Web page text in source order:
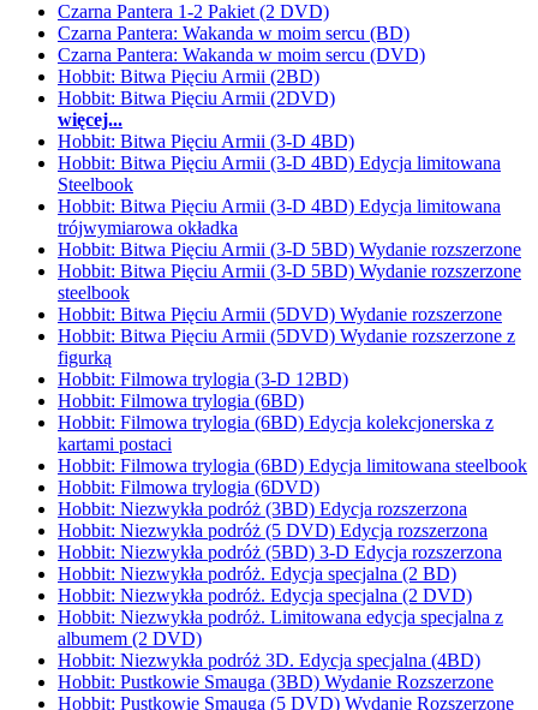
Czarna Pantera 1-2 Pakiet (2 DVD)
Czarna Pantera: Wakanda w moim sercu (BD)
Czarna Pantera: Wakanda w moim sercu (DVD)
Hobbit: Bitwa Pięciu Armii (2BD)
Hobbit: Bitwa Pięciu Armii (2DVD)
więcej...
Hobbit: Bitwa Pięciu Armii (3-D 4BD)
Hobbit: Bitwa Pięciu Armii (3-D 4BD) Edycja limitowana
Steelbook
Hobbit: Bitwa Pięciu Armii (3-D 4BD) Edycja limitowana
trójwymiarowa okładka
Hobbit: Bitwa Pięciu Armii (3-D 5BD) Wydanie rozszerzone
Hobbit: Bitwa Pięciu Armii (3-D 5BD) Wydanie rozszerzone
steelbook
Hobbit: Bitwa Pięciu Armii (5DVD) Wydanie rozszerzone
Hobbit: Bitwa Pięciu Armii (5DVD) Wydanie rozszerzone z
figurką
Hobbit: Filmowa trylogia (3-D 12BD)
Hobbit: Filmowa trylogia (6BD)
Hobbit: Filmowa trylogia (6BD) Edycja kolekcjonerska z
kartami postaci
Hobbit: Filmowa trylogia (6BD) Edycja limitowana steelbook
Hobbit: Filmowa trylogia (6DVD)
Hobbit: Niezwykła podróż (3BD) Edycja rozszerzona
Hobbit: Niezwykła podróż (5 DVD) Edycja rozszerzona
Hobbit: Niezwykła podróż (5BD) 3-D Edycja rozszerzona
Hobbit: Niezwykła podróż. Edycja specjalna (2 BD)
Hobbit: Niezwykła podróż. Edycja specjalna (2 DVD)
Hobbit: Niezwykła podróż. Limitowana edycja specjalna z
albumem (2 DVD)
Hobbit: Niezwykła podróż 3D. Edycja specjalna (4BD)
Hobbit: Pustkowie Smauga (3BD) Wydanie Rozszerzone
Hobbit: Pustkowie Smauga (5 DVD) Wydanie Rozszerzone